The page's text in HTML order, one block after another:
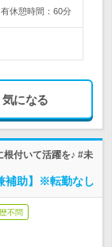
休憩時間：60分
気になる
根付いて活躍を♪ #未
補助】※転勤なし
不問